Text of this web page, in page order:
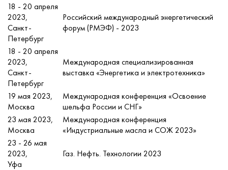
18 - 20 апреля
2023,
Санкт-
Петербург
Российский международный энергетический
форум (РМЭФ) - 2023
18 - 20 апреля
2023,
Санкт-
Петербург
Международная специализированная
выставка «Энергетика и электротехника»
19 мая 2023,
Москва
Международная конференция «Освоение
шельфа России и СНГ»
23 мая 2023,
Москва
Международная конференция
«Индустриальные масла и СОЖ 2023»
23 - 26 мая
2023,
Уфа
Газ. Нефть. Технологии 2023